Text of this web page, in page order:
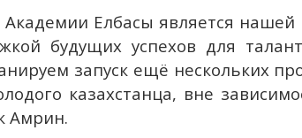
Академии Елбасы является
будущих успехов для
запуск ещё нескольких
казахстанца, вне
Амрин.